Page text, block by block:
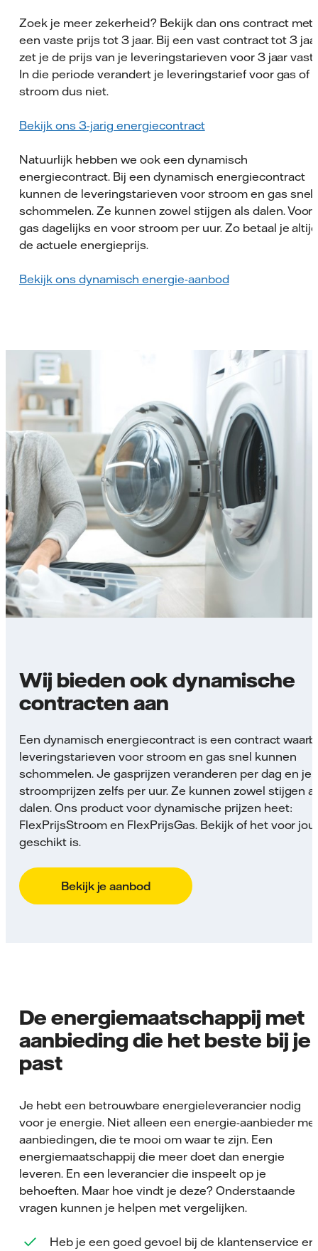
Zoek je meer zekerheid? Bekijk dan ons contract met
een vaste prijs tot 3 jaar. Bij een vast contract tot 3
zet je de prijs van je leveringstarieven voor 3 jaar vast.
In die periode verandert je leveringstarief voor gas of
stroom dus niet.
Bekijk ons 3-jarig energiecontract
Natuurlijk hebben we ook een dynamisch
energiecontract. Bij een dynamisch energiecontract
kunnen de leveringstarieven voor stroom en gas snel
schommelen. Ze kunnen zowel stijgen als dalen. Voor
gas dagelijks en voor stroom per uur. Zo betaal je altijd
de actuele energieprijs.
Bekijk ons dynamisch energie-aanbod
Wij bieden ook dynamische
contracten aan
Een dynamisch energiecontract is een contract
leveringstarieven voor stroom en gas snel kunnen
schommelen. Je gasprijzen veranderen per dag en je
stroomprijzen zelfs per uur. Ze kunnen zowel stijgen
dalen. Ons product voor dynamische prijzen heet:
FlexPrijsStroom en FlexPrijsGas. Bekijk of het voor jou
geschikt is.
Bekijk je aanbod
De energiemaatschappij met
aanbieding die het beste bij je
past
Je hebt een betrouwbare energieleverancier nodig
voor je energie. Niet alleen een energie-aanbieder
aanbiedingen, die te mooi om waar te zijn. Een
energiemaatschappij die meer doet dan energie
leveren. En een leverancier die inspeelt op je
behoeften. Maar hoe vindt je deze? Onderstaande
vragen kunnen je helpen met vergelijken.
Heb je een goed gevoel bij de klantenservice en